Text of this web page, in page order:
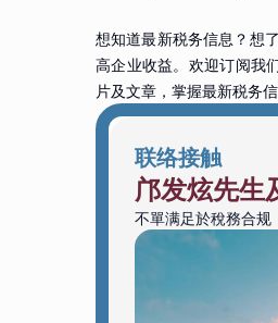
想知道最新税务信息？想
高企业收益。欢迎订阅我
片及文章，掌握最新税务信
联络接触
邝发炫先生
不單满足於稅務合规